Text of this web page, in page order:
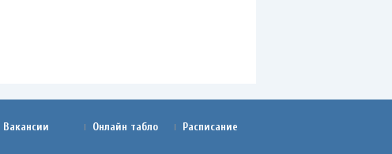
Вакансии Онлайн табло Расписание